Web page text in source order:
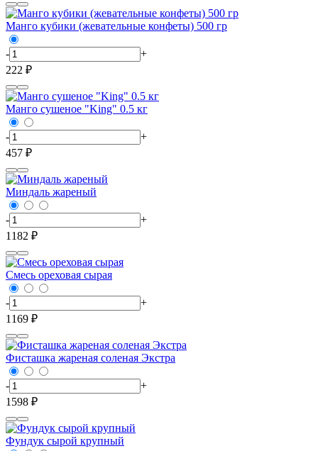
Манго кубики (жевательные конфеты) 500 гр
-
+
222 ₽
Манго сушеное "King" 0.5 кг
-
+
457 ₽
Миндаль жареный
-
+
1182 ₽
Смесь ореховая сырая
-
+
1169 ₽
Фисташка жареная соленая Экстра
-
+
1598 ₽
Фундук сырой крупный